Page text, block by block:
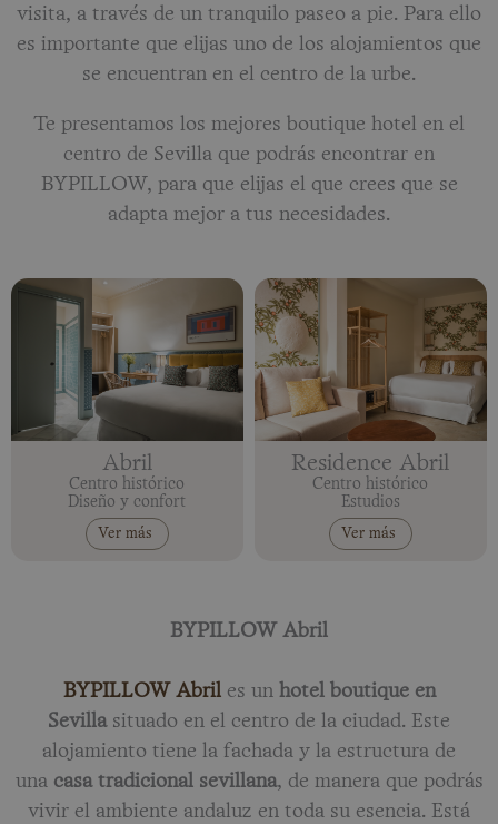
visita, a través de un tranquilo paseo a pie. Para ello
es importante que elijas uno de los alojamientos que
se encuentran en el centro de la urbe.
Te presentamos los mejores boutique hotel en el
centro de Sevilla que podrás encontrar en
BYPILLOW, para que elijas el que crees que se
adapta mejor a tus necesidades.
Abril
Centro histórico
Diseño y confort
Ver más
Residence Abril
Centro histórico
Estudios
Ver más
BYPILLOW Abril
BYPILLOW Abriles un hotel boutique en
Sevillasituado en el centro de la ciudad. Este
alojamiento tiene la fachada y la estructura de
unacasa tradicional sevillana, de manera que podrás
vivir el ambiente andaluz en toda su esencia. Está